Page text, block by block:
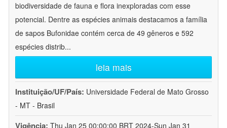
biodiversidade de fauna e flora inexploradas com esse
potencial. Dentre as espécies animais destacamos a família
de sapos Bufonidae contém cerca de 49 gêneros e 592
espécies distrib...
leia mais
Instituição/UF/País: Universidade Federal de Mato Grosso
- MT - Brasil
Vigência: Thu Jan 25 00:00:00 BRT 2024-Sun Jan 31